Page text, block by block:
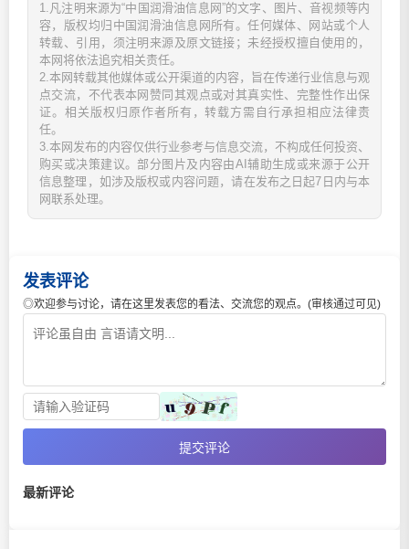
1.凡注明来源为“中国润滑油信息网”的文字、图片、音视频等内
容，版权均归中国润滑油信息网所有。任何媒体、网站或个人
转载、引用，须注明来源及原文链接；未经授权擅自使用的，
本网将依法追究相关责任。
2.本网转载其他媒体或公开渠道的内容，旨在传递行业信息与观
点交流，不代表本网赞同其观点或对其真实性、完整性作出保
证。相关版权归原作者所有，转载方需自行承担相应法律责
任。
3.本网发布的内容仅供行业参考与信息交流，不构成任何投资、
购买或决策建议。部分图片及内容由AI辅助生成或来源于公开
信息整理，如涉及版权或内容问题，请在发布之日起7日内与本
网联系处理。
发表评论
◎欢迎参与讨论，请在这里发表您的看法、交流您的观点。(审核通过可见)
提交评论
最新评论